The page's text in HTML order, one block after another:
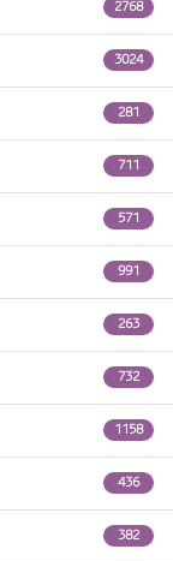
2768
3024
281
711
571
991
263
732
1158
436
382